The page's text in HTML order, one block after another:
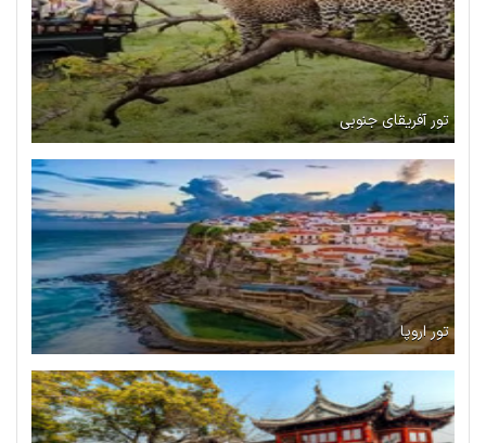
تور آفریقای جنوبی
تور اروپا